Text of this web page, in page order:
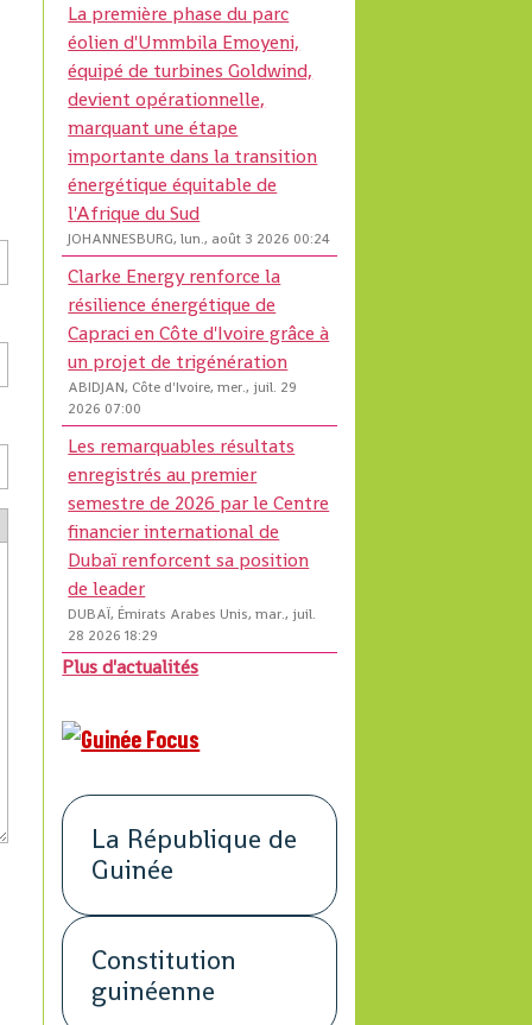
La première phase du parc
éolien d'Ummbila Emoyeni,
équipé de turbines Goldwind,
devient opérationnelle,
marquant une étape
importante dans la transition
énergétique équitable de
l'Afrique du Sud
JOHANNESBURG, lun., août 3 2026 00:24
Clarke Energy renforce la
résilience énergétique de
Capraci en Côte d'Ivoire grâce à
un projet de trigénération
ABIDJAN, Côte d'Ivoire, mer., juil. 29
2026 07:00
Les remarquables résultats
enregistrés au premier
semestre de 2026 par le Centre
financier international de
Dubaï renforcent sa position
de leader
DUBAÏ, Émirats Arabes Unis, mar., juil.
28 2026 18:29
Plus d'actualités
La République de
Guinée
Constitution
guinéenne